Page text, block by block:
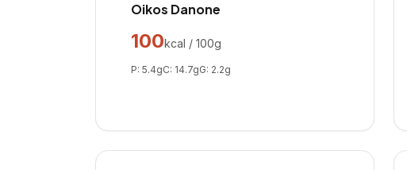
Oikos Danone
100kcal / 100g
P: 5.4gC: 14.7gG: 2.2g